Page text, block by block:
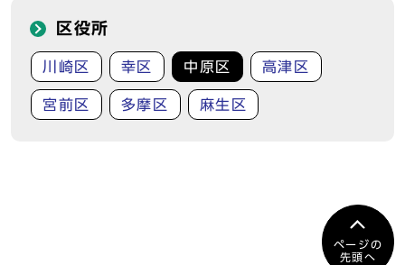
区役所
川崎区 幸区 中原区 高津区
宮前区 多摩区 麻生区
ページの
先頭へ